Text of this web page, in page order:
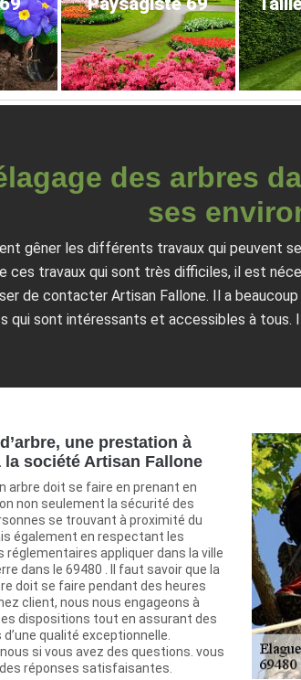
des arbres
ses
gêner les différents travaux qui peuvent
ces travaux qui sont très difficiles, il est
de contacter Artisan Fallone. Il a
qui sont intéressants et accessibles à tous.
une prestation à
la société Artisan Fallone
arbre doit se faire en prenant en
non seulement la sécurité des
se trouvant à proximité du
également en respectant les
réglementaires appliquer dans la ville
dans le 69480 . Il faut savoir que la
doit se faire pendant des heures
client, nous nous engageons à
dispositions tout en assurant des
qualité exceptionnelle.
si vous avez des questions. vous
réponses satisfaisantes.